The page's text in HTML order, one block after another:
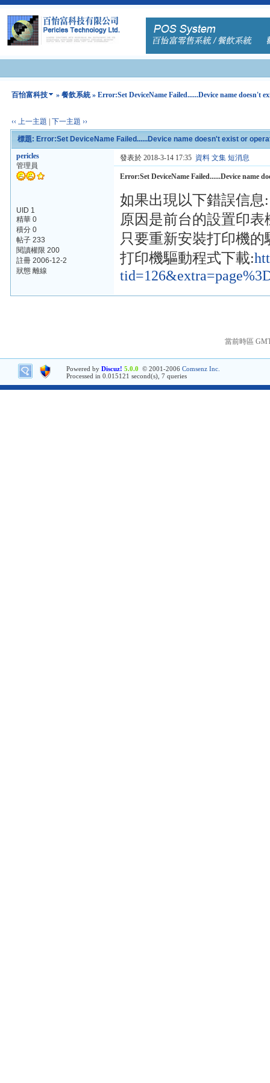
百怡富科技 »餐飲系統 » Error:Set DeviceName Failed......Device name doesn't
‹‹ 上一主題 |下一主題 ››
標題: Error:Set DeviceName Failed......Device name doesn't exist or
pericles
管理員
UID 1
精華 0
積分 0
帖子 233
閱讀權限 200
註冊 2006-12-2
狀態 離線
發表於 2018-3-14 17:35 資料 文集 短消息
Error:Set DeviceName Failed......Device name
如果出現以下錯誤信息:
原因是前台的設置印
只要重新安裝打印機的
打印機驅動程式下載:
當前時區
Powered by Discuz! 5.0.0 © 2001-2006 Comsenz Inc.
Processed in 0.015121 second(s), 7 queries